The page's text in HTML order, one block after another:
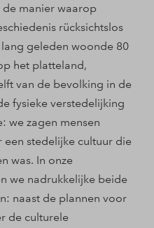
manier waarop
rücksichtslos
geleden woonde 80
het platteland,
van de bevolking in de
fysieke verstedelijking
we zagen mensen
een stedelijke cultuur die
was. In onze
we nadrukkelijke beide
naast de plannen voor
de culturele